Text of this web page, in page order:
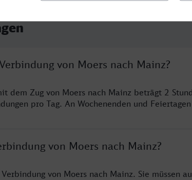
von Moers nach Mainz?
dem Zug von Moers nach Mainz beträgt 2
pro Tag. An Wochenenden und
von Moers nach Mainz?
von Moers nach Mainz. Sie müssen